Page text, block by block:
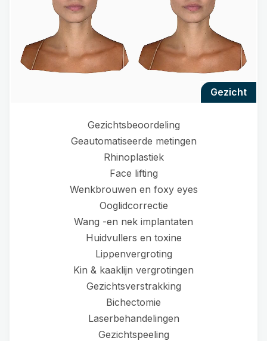
gezicht
Gezichtsbeoordeling
Geautomatiseerde metingen
Rhinoplastiek
Face lifting
Wenkbrouwen en foxy eyes
Ooglidcorrectie
Wang -en nek implantaten
Huidvullers en toxine
Lippenvergroting
Kin & kaaklijn vergrotingen
Gezichtsverstrakking
Bichectomie
Laserbehandelingen
Gezichtspeeling